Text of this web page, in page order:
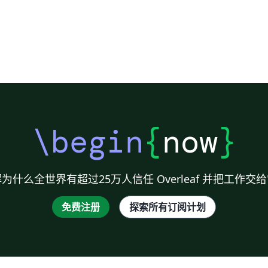
\begin{now}
什么全世界有超过25万人信任 Overleaf 并把工作交
免费注册 探索所有订阅计划